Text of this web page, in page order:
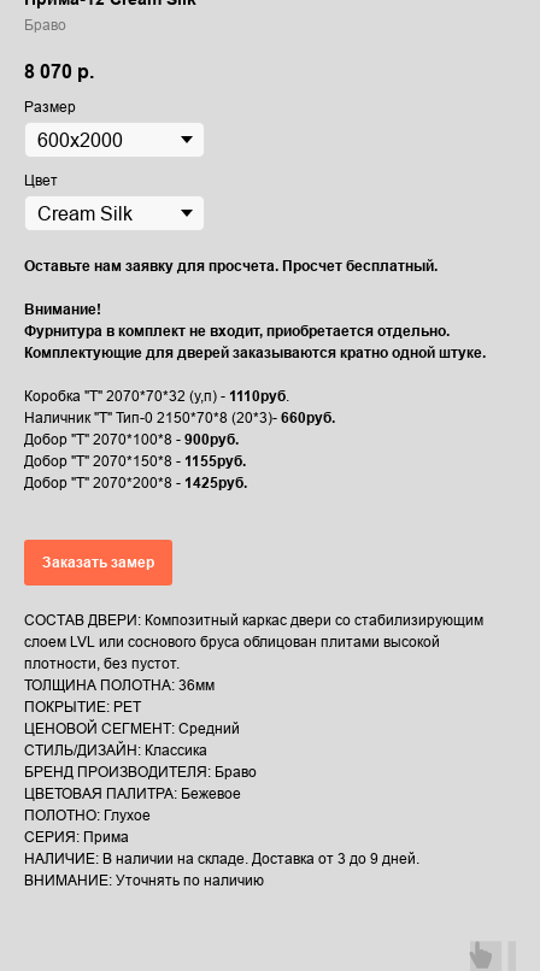
Браво
8 070 р.
Размер
Цвет
Оставьте нам заявку для просчета. Просчет бесплатный.
Внимание!
Фурнитура в комплект не входит, приобретается отдельно.
Комплектующие для дверей заказываются кратно одной штуке.
Коробка "Т" 2070*70*32 (у,п) - 1110руб.
Наличник "Т" Тип-0 2150*70*8 (20*3)- 660руб.
Добор "Т" 2070*100*8 - 900руб.
Добор "Т" 2070*150*8 - 1155руб.
Добор "Т" 2070*200*8 - 1425руб.
Заказать замер
СОСТАВ ДВЕРИ: Композитный каркас двери со стабилизирующим
слоем LVL или соснового бруса облицован плитами высокой
плотности, без пустот.
ТОЛЩИНА ПОЛОТНА: 36мм
ПОКРЫТИЕ: PET
ЦЕНОВОЙ СЕГМЕНТ: Средний
СТИЛЬ/ДИЗАЙН: Классика
БРЕНД ПРОИЗВОДИТЕЛЯ: Браво
ЦВЕТОВАЯ ПАЛИТРА: Бежевое
ПОЛОТНО: Глухое
СЕРИЯ: Прима
НАЛИЧИЕ: В наличии на складе. Доставка от 3 до 9 дней.
ВНИМАНИЕ: Уточнять по наличию